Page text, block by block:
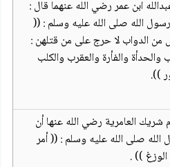
ابن عمر رضي الله عنهما قال :
الله صلى الله عليه وسلم : ((
الدواب لا حرج على من قتلهن :
والحدأة والفأرة والعقرب والكلب
)).
شريك العامرية رضي الله عنها أن
الله صلى الله عليه وسلم : (( أمر
)) .